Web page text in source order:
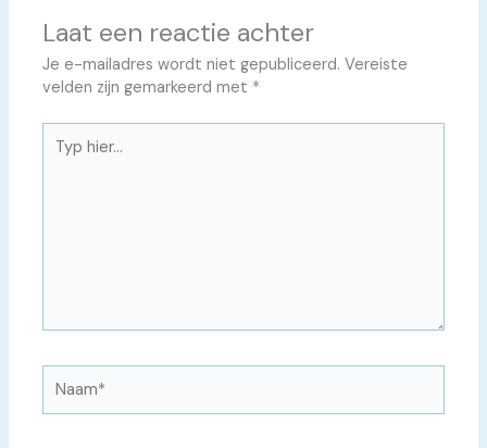
Laat een reactie achter
Je e-mailadres wordt niet gepubliceerd. Vereiste
velden zijn gemarkeerd met *
hier...